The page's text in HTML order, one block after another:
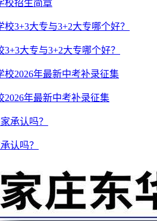
校招生简章
大专与3+2大专哪个好？
2026年最新中考补录征集
认吗？